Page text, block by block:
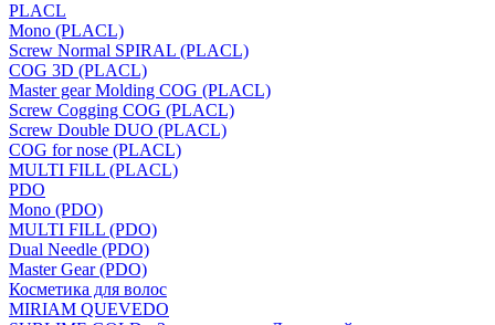
PLACL
Mono (PLACL)
Screw Normal SPIRAL (PLACL)
COG 3D (PLACL)
Master gear Molding COG (PLACL)
Screw Cogging COG (PLACL)
Screw Double DUO (PLACL)
COG for nose (PLACL)
MULTI FILL (PLACL)
PDO
Mono (PDO)
MULTI FILL (PDO)
Dual Needle (PDO)
Master Gear (PDO)
Косметика для волос
MIRIAM QUEVEDO